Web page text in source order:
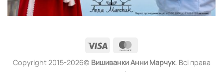
Visa
Copyright 2015-2026© ВишиванкиАнни Марчук. Всі права